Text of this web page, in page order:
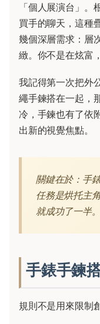
「個人展演台」
買手的聊天，這種
幾個深層需求：層
緻。你不是在炫富
我記得第一次把外
繩手鍊搭在一起，
冷，手鍊也有了依
出新的視覺焦點。
關鍵在於：手
任務是烘托主
就成功了一半。
手錶手鍊
規則不是用來限制